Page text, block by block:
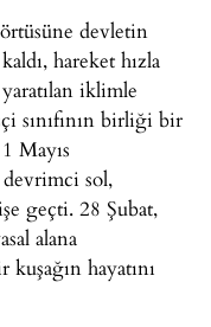
devletin
hareket hızla
iklimle
sınıfının birliği bir
Mayıs
sol,
geçti. 28 Şubat,
alana
hayatını